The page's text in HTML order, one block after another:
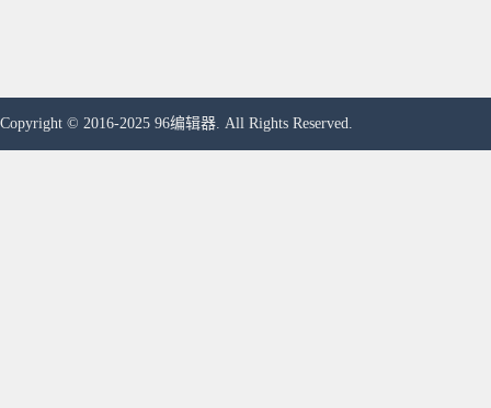
Copyright © 2016-2025 96编辑器. All Rights Reserved.